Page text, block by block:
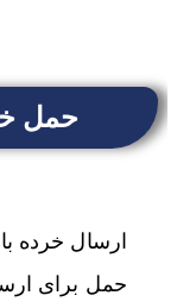
حمل
ارسال خرده
حمل برای